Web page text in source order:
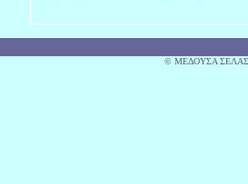
© MΕΔΟΥΣΑ